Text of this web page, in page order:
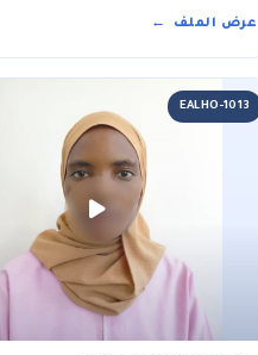
عرض الملف
EALHO-1013